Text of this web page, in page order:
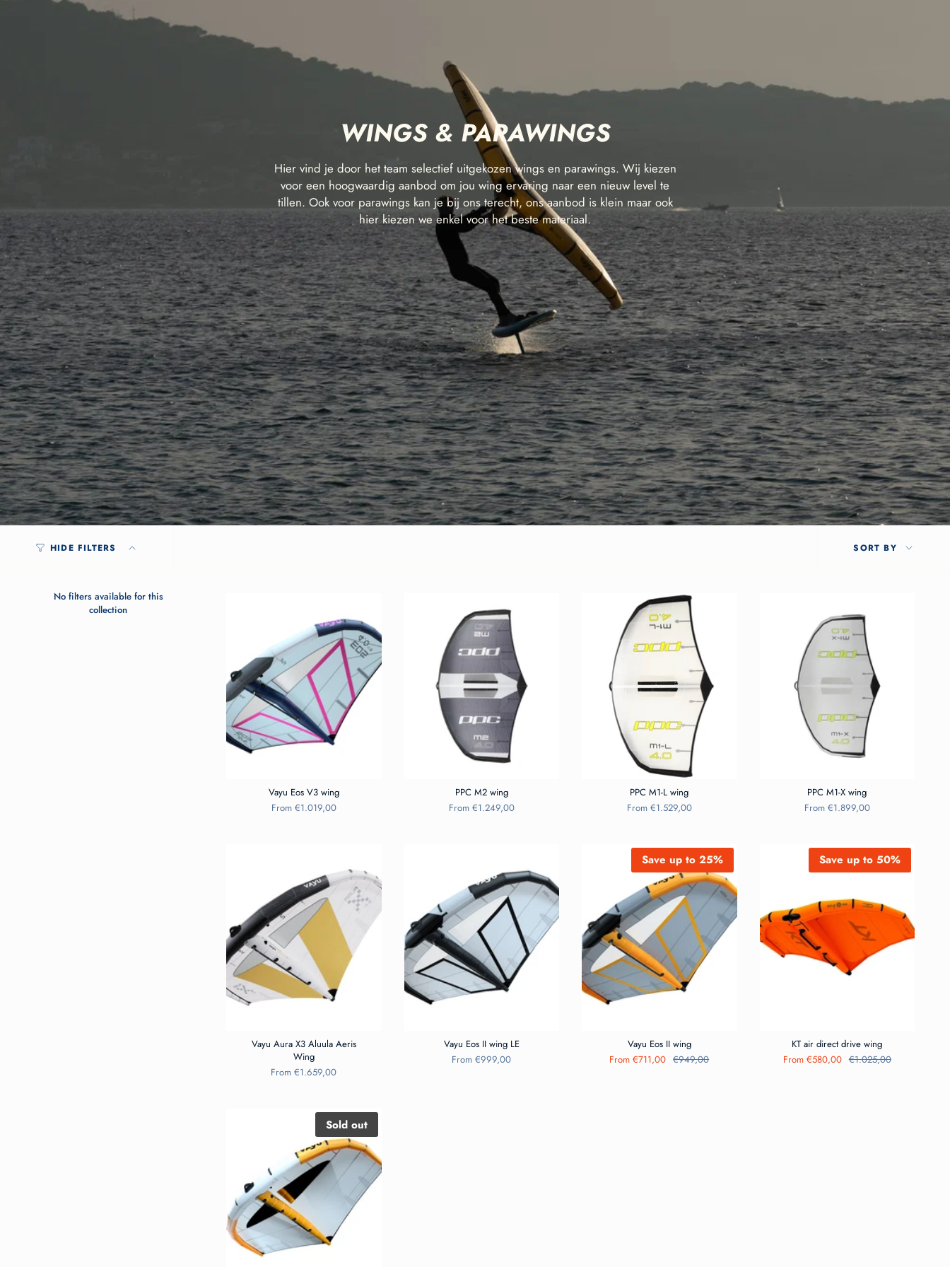
WINGS & PARAWINGS
Hier vind je door het team selectief uitgekozen wings en parawings. Wij kiezen
voor een hoogwaardig aanbod om jou wing ervaring naar een nieuw level te
tillen. Ook voor parawings kan je bij ons terecht, ons aanbod is klein maar ook
hier kiezen we enkel voor het beste materiaal.
HIDE FILTERS
SORT
BY
SORT BY
No filters available for this
collection
Vayu Eos V3 wing
From €1.019,00
PPC M2 wing
From €1.249,00
PPC M1-L wing
From €1.529,00
PPC M1-X wing
From €1.899,00
Vayu Aura X3 Aluula Aeris
Wing
From€1.659,00
Vayu Eos II wing LE
From€999,00
Save up to 25%
Vayu Eos II wing
From€711,00 €949,00
Save up to 50%
KT air direct drive wing
From €580,00 €1.025,00
Sold out